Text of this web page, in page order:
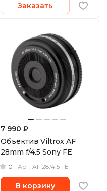
Заказать
7 990 ₽
Объектив Viltrox AF
28mm f/4.5 Sony FE
0 Арт. AF 28/4.5 FE
В корзину